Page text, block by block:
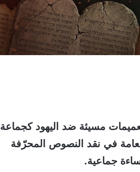
مسيئة ضد اليهود كجماعة
في نقد
النصوص المحرّفة
جماعية.